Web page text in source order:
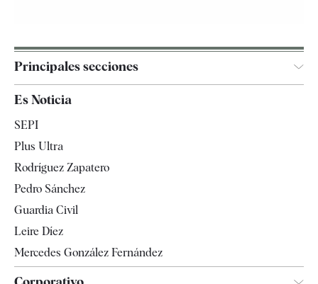
Principales secciones
España
Televisión
Es Noticia
SEPI
Plus Ultra
Rodríguez Zapatero
Pedro Sánchez
Guardia Civil
Leire Díez
Mercedes González Fernández